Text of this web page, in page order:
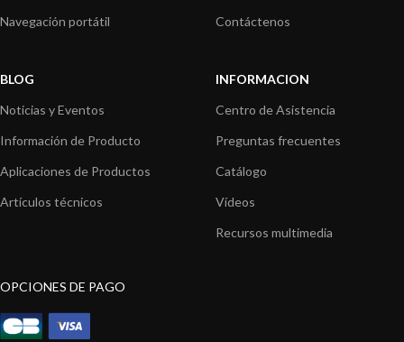
Navegación portátil
Contáctenos
BLOG
Noticias y Eventos
Información de Producto
Aplicaciones de Productos
Artículos técnicos
INFORMACION
Centro de Asistencia
Preguntas frecuentes
Catálogo
Vídeos
Recursos multimedia
OPCIONES DE PAGO